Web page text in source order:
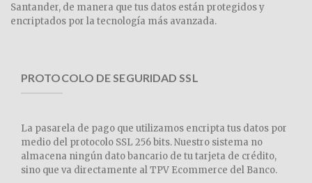
Santander, de manera que tus datos están protegidos y
encriptados por la tecnología más avanzada.
PROTOCOLO DE SEGURIDAD SSL
La pasarela de pago que utilizamos encripta tus datos por
medio del protocolo SSL 256 bits. Nuestro sistema no
almacena ningún dato bancario de tu tarjeta de crédito,
sino que va directamente al TPV Ecommerce del Banco.